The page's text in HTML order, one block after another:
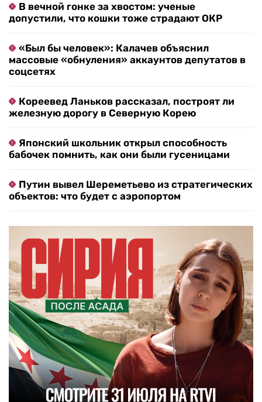
В вечной гонке за хвостом: ученые
допустили, что кошки тоже страдают ОКР
«Был бы человек»: Калачев объяснил
массовые «обнуления» аккаунтов депутатов в
соцсетях
Кореевед Ланьков рассказал, построят ли
железную дорогу в Северную Корею
Японский школьник открыл способность
бабочек помнить, как они были гусеницами
Путин вывел Шереметьево из стратегических
объектов: что будет с аэропортом